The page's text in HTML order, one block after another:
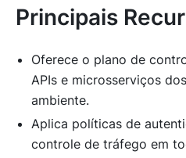
Principais
Oferece o plano de
APIs e microsserviços
ambiente.
Aplica políticas de
controle de tráfego em